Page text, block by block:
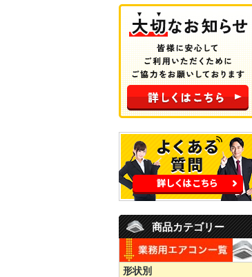
商品カテゴリー
形状別